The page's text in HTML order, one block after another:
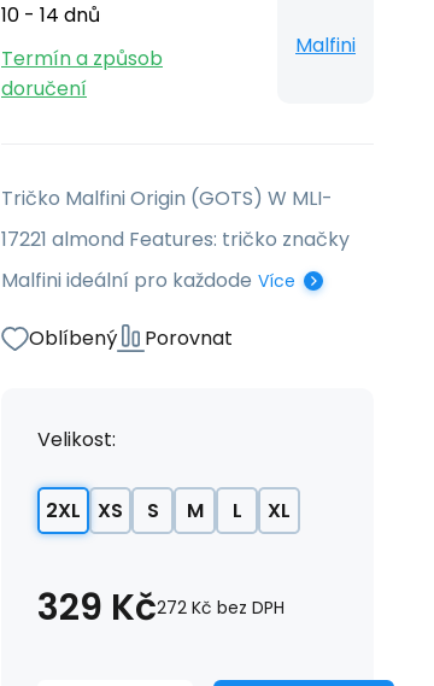
10 - 14 dnů
Termín a způsob
doručení
Malfini
Tričko Malfini Origin (GOTS) W MLI-
17221 almond Features: tričko značky
Malfini ideální pro každode Více
Oblíbený Porovnat
Velikost:
2XL XS S M L XL
329 Kč272 Kč bez DPH